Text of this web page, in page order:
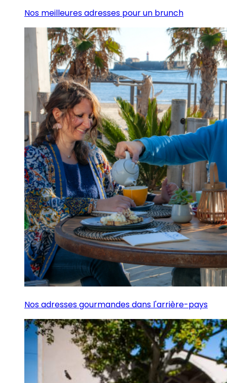
Nos meilleures adresses pour un brunch
Nos adresses gourmandes dans l'arrière-pays